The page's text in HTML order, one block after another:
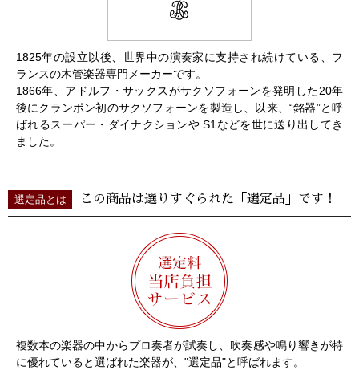
1825年の設立以後、世界中の演奏家に支持され続けている、フ
ランスの木管楽器専門メーカーです。
1866年、アドルフ・サックスがサクソフォーンを発明した20年
後にクランポン初のサクソフォーンを製造し、以来、“銘器”と呼
ばれるスーパー・ダイナクションや S1などを世に送り出してき
ました。
選定品とは この商品は選りすぐられた「選定品」です！
複数本の楽器の中からプロ奏者が試奏し、吹奏感や鳴り響きが特
に優れていると選ばれた楽器が、"選定品"と呼ばれます。